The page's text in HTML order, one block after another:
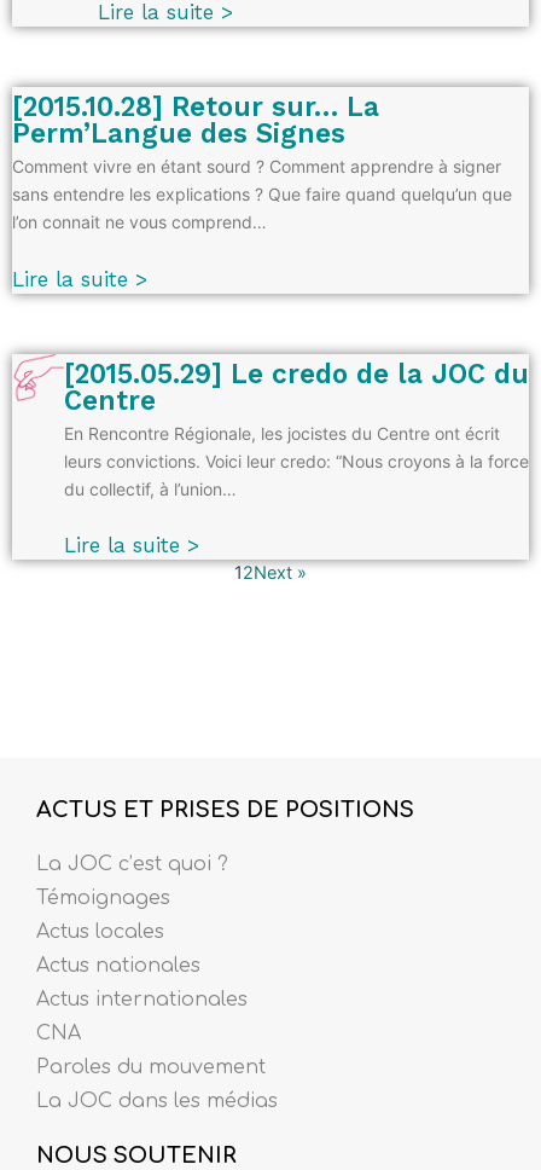
Lire la suite >
[2015.10.28] Retour sur… La
Perm’Langue des Signes
Comment vivre en étant sourd ? Comment apprendre à signer
sans entendre les explications ? Que faire quand quelqu’un que
l’on connait ne vous comprend…
Lire la suite >
[2015.05.29] Le credo de la JOC du
Centre
En Rencontre Régionale, les jocistes du Centre ont écrit
leurs convictions. Voici leur credo: “Nous croyons à la force
du collectif, à l’union…
Lire la suite >
12Next »
ACTUS ET PRISES DE POSITIONS
La JOC c’est quoi ?
Témoignages
Actus locales
Actus nationales
Actus internationales
CNA
Paroles du mouvement
La JOC dans les médias
NOUS SOUTENIR